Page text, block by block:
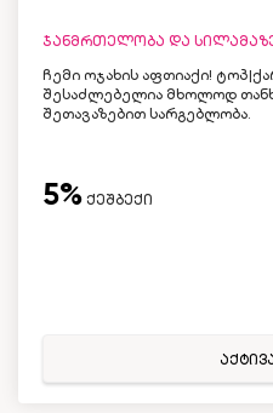
ჯანმრთელობა და
ჩემი ოჯახის აფთიაქი!
შესაძლებელია მხოლოდ
შეთავაზებით სარგებლობა.
5% ქეშბექი